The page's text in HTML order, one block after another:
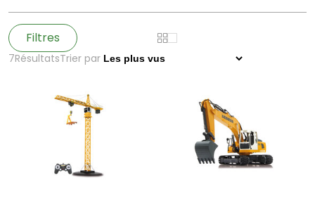
Filtres
7RésultatsTrier par